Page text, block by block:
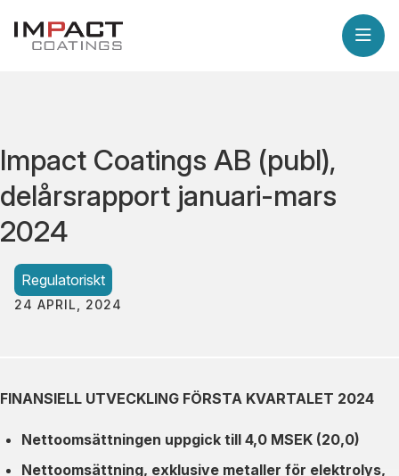
Impact Coatings AB (publ),
delårsrapport januari-mars
2024
Regulatoriskt
24 APRIL, 2024
FINANSIELL UTVECKLING FÖRSTA KVARTALET 2024
Nettoomsättningen uppgick till 4,0 MSEK (20,0)
Nettoomsättning, exklusive metaller för elektrolys,